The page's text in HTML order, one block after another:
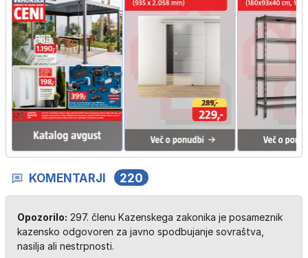
KOMENTARJI 220
Opozorilo: 297. členu Kazenskega zakonika je posameznik
kazensko odgovoren za javno spodbujanje sovraštva,
nasilja ali nestrpnosti.